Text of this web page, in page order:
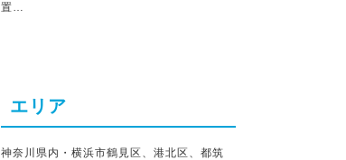
置…
エリア
神奈川県内・横浜市鶴見区、港北区、都筑